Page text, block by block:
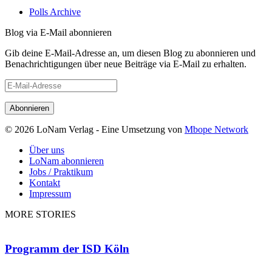
Polls Archive
Blog via E-Mail abonnieren
Gib deine E-Mail-Adresse an, um diesen Blog zu abonnieren und
Benachrichtigungen über neue Beiträge via E-Mail zu erhalten.
E-
Adresse
© 2026 LoNam Verlag - Eine Umsetzung von Mbope Network
Über uns
LoNam abonnieren
Jobs / Praktikum
Kontakt
Impressum
MORE STORIES
Programm der ISD Köln